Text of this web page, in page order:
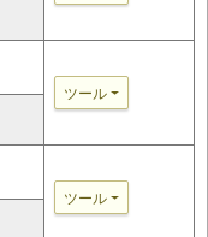
ツール
ツール